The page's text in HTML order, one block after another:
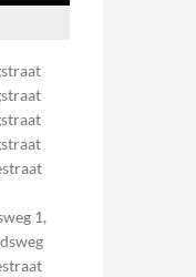
1,